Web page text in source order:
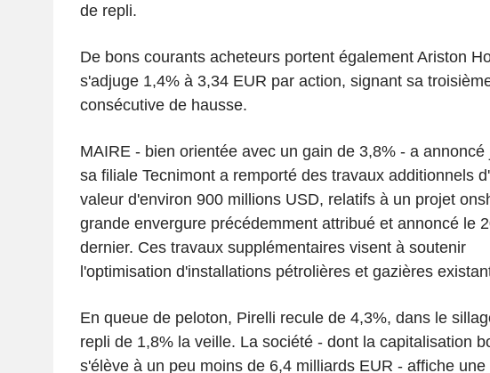
de repli.
De bons courants acheteurs portent également Ariston
s'adjuge 1,4% à 3,34 EUR par action, signant sa
consécutive de hausse.
MAIRE - bien orientée avec un gain de 3,8% - a annoncé
sa filiale Tecnimont a remporté des travaux additionnels
valeur d'environ 900 millions USD, relatifs à un projet
grande envergure précédemment attribué et annoncé le
dernier. Ces travaux supplémentaires visent à soutenir
l'optimisation d'installations pétrolières et gazières
En queue de peloton, Pirelli recule de 4,3%, dans le
repli de 1,8% la veille. La société - dont la capitalisation
s'élève à un peu moins de 6,4 milliards EUR - affiche une